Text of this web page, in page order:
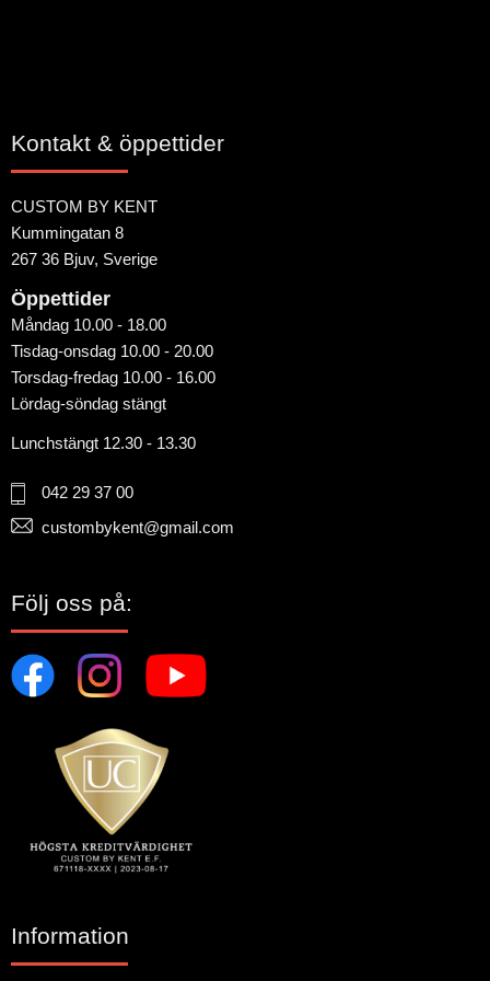
Kontakt & öppettider
CUSTOM BY KENT
Kummingatan 8
267 36 Bjuv, Sverige
Öppettider
Måndag 10.00 - 18.00
Tisdag-onsdag 10.00 - 20.00
Torsdag-fredag 10.00 - 16.00
Lördag-söndag stängt
Lunchstängt 12.30 - 13.30
042 29 37 00
custombykent@gmail.com
Följ oss på:
Information